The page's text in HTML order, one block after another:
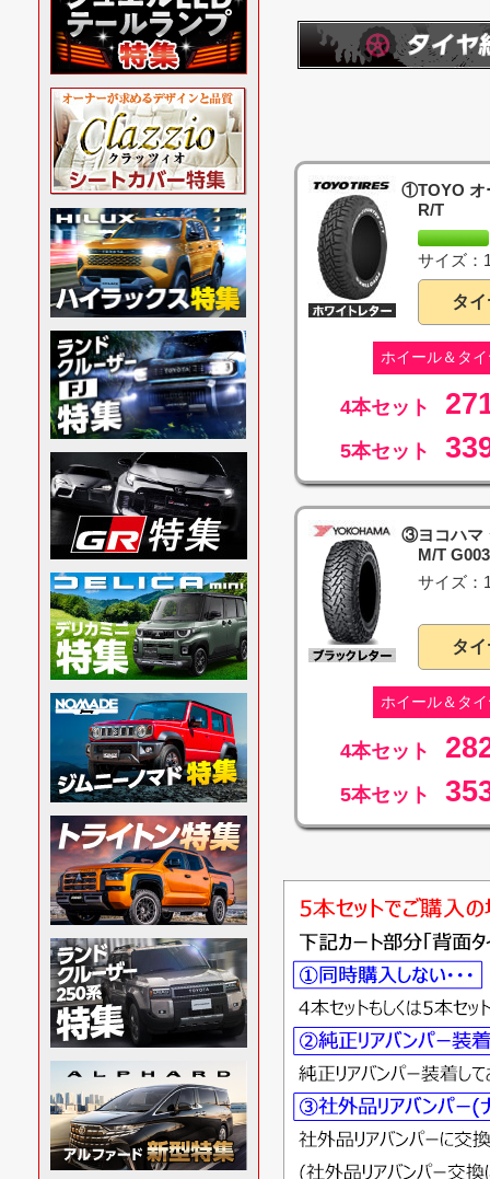
①TOYO オ
R/T
サイズ：
タ
ホイール＆タ
4本セット
5本セット
③ヨコハマ
M/T G003
サイズ：
タ
ホイール＆タ
4本セット
5本セット